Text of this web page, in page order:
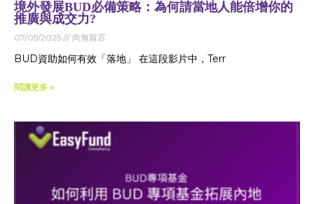
境外發展BUD必備策略：為何請當地人能倍增你的
推廣與成交力?
07/05/2025 尚無留言
BUD資助如何有效「落地」 在這段影片中，Terr
閱讀更多 »